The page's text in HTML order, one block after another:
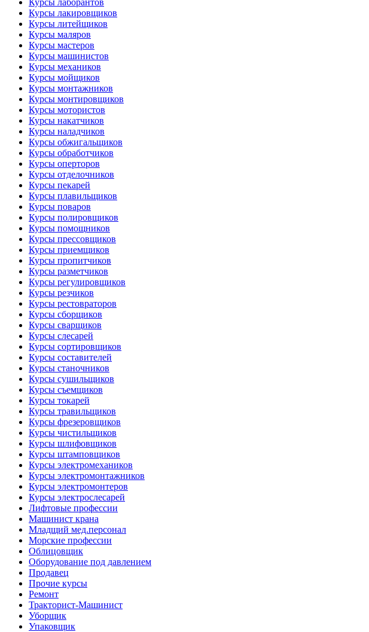
Курсы лаборантов
Курсы лакировщиков
Курсы литейщиков
Курсы маляров
Курсы мастеров
Курсы машинистов
Курсы механиков
Курсы мойщиков
Курсы монтажников
Курсы монтировщиков
Курсы мотористов
Курсы накатчиков
Курсы наладчиков
Курсы обжигальщиков
Курсы обработчиков
Курсы оперторов
Курсы отделочников
Курсы пекарей
Курсы плавильщиков
Курсы поваров
Курсы полировщиков
Курсы помощников
Курсы прессовщиков
Курсы приемщиков
Курсы пропитчиков
Курсы разметчиков
Курсы регулировщиков
Курсы резчиков
Курсы рестовраторов
Курсы сборщиков
Курсы сварщиков
Курсы слесарей
Курсы сортировщиков
Курсы составителей
Курсы станочников
Курсы сушильщиков
Курсы съемщиков
Курсы токарей
Курсы травильщиков
Курсы фрезеровщиков
Курсы чистильщиков
Курсы шлифовщиков
Курсы штамповщиков
Курсы электромехаников
Курсы электромонтажников
Курсы электромонтеров
Курсы электрослесарей
Лифтовые профессии
Машинист крана
Младщий мед.персонал
Морские профессии
Облицовщик
Оборудование под давлением
Продавец
Прочие курсы
Ремонт
Тракторист-Машинист
Уборщик
Упаковщик